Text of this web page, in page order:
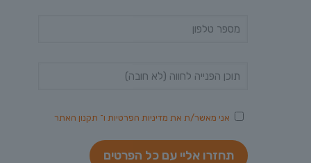
אני מאשר/ת את מדיניות הפרטיות ו־ תקנון האתר